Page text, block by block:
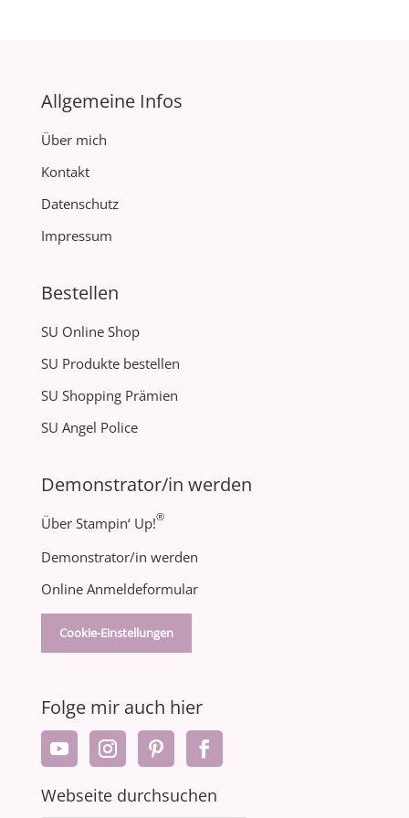
Allgemeine Infos
Über mich
Kontakt
Datenschutz
Impressum
Bestellen
SU Online Shop
SU Produkte bestellen
SU Shopping Prämien
SU Angel Police
Demonstrator/in werden
Über Stampin‘ Up!®
Demonstrator/in werden
Online Anmeldeformular
Cookie-Einstellungen
Folge mir auch hier
Webseite durchsuchen